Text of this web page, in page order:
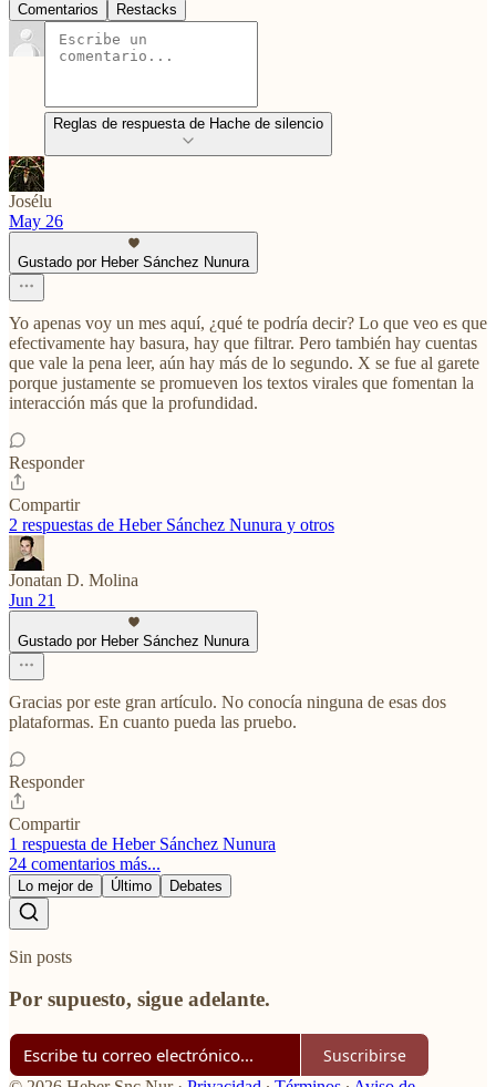
Comentarios Restacks
Reglas de respuesta de Hache de silencio
Josélu
May 26
Gustado por Heber Sánchez Nunura
Yo apenas voy un mes aquí, ¿qué te podría decir? Lo que veo es que
efectivamente hay basura, hay que filtrar. Pero también hay cuentas
que vale la pena leer, aún hay más de lo segundo. X se fue al garete
porque justamente se promueven los textos virales que fomentan la
interacción más que la profundidad.
Responder
Compartir
2 respuestas de Heber Sánchez Nunura y otros
Jonatan D. Molina
Jun 21
Gustado por Heber Sánchez Nunura
Gracias por este gran artículo. No conocía ninguna de esas dos
plataformas. En cuanto pueda las pruebo.
Responder
Compartir
1 respuesta de Heber Sánchez Nunura
24 comentarios más...
Lo mejor de Último Debates
Sin posts
Por supuesto, sigue adelante.
Suscribirse